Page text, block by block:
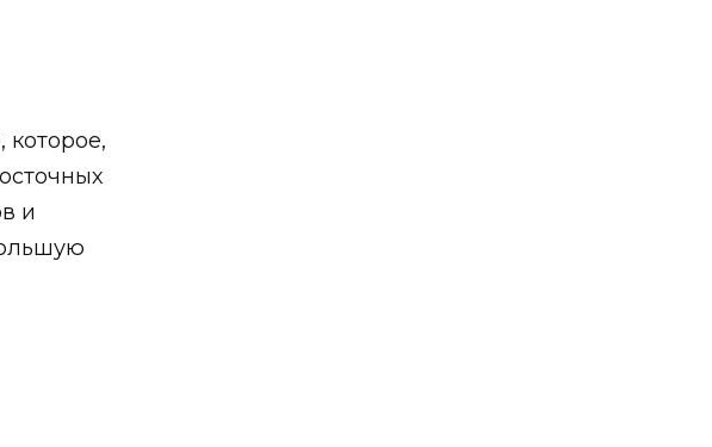
которое,
и